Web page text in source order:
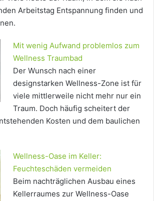
Arbeitstag Entspannung finden und
Mit wenig Aufwand problemlos zum
Wellness Traumbad
Der Wunsch nach einer
designstarken Wellness-Zone ist für
viele mittlerweile nicht mehr nur ein
Traum. Doch häufig scheitert der
Kosten und dem baulichen
Wellness-Oase im Keller:
Feuchteschäden vermeiden
Beim nachträglichen Ausbau eines
Kellerraumes zur Wellness-Oase